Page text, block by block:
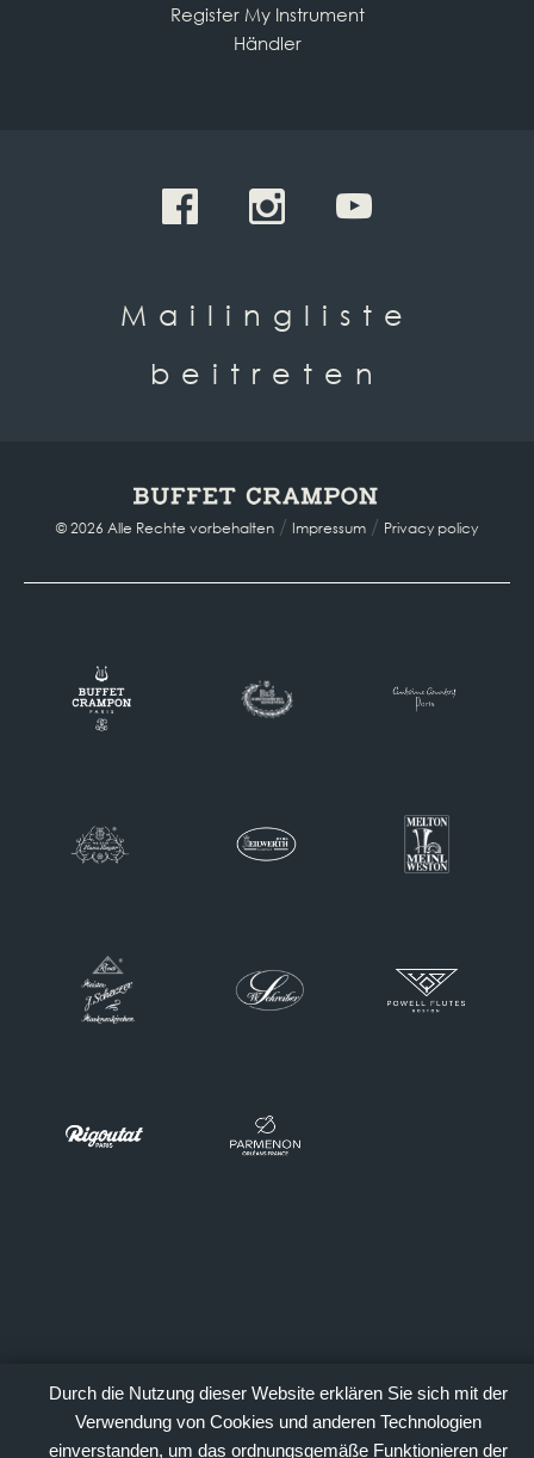
Register My Instrument
Händler
Mailingliste
beitreten
© 2026 Alle Rechte vorbehalten / Impressum / Privacy policy
Durch die Nutzung dieser Website erklären Sie sich mit der
Verwendung von Cookies und anderen Technologien
einverstanden, um das ordnungsgemäße Funktionieren der